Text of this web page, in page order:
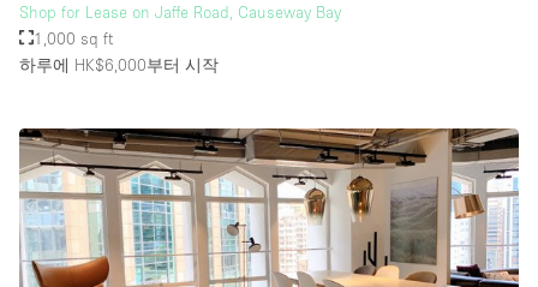
Shop for Lease on Jaffe Road, Causeway Bay
1,000 sq ft
하루에 HK$6,000부터 시작